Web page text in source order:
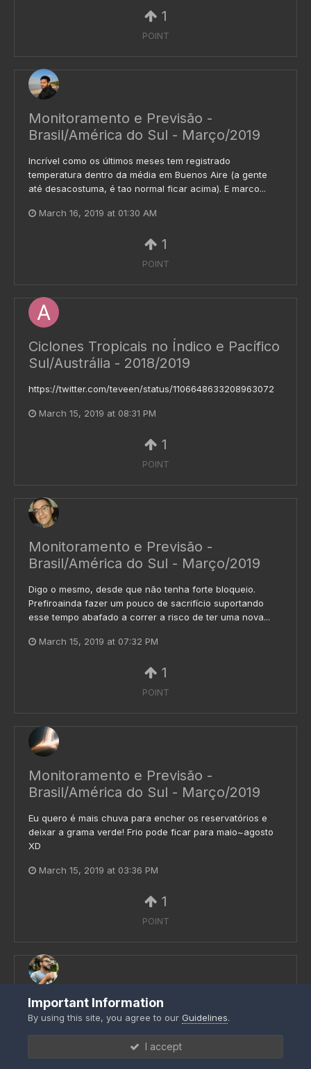
1
POINT
Monitoramento e Previsão -
Brasil/América do Sul - Março/2019
Incrível como os últimos meses tem registrado
temperatura dentro da média em Buenos Aire (a gente
até desacostuma, é tao normal ficar acima). E marco...
March 16, 2019 at 01:30 AM
1
POINT
Ciclones Tropicais no Índico e Pacífico
Sul/Austrália - 2018/2019
https://twitter.com/teveen/status/1106648633208963072
March 15, 2019 at 08:31 PM
1
POINT
Monitoramento e Previsão -
Brasil/América do Sul - Março/2019
Digo o mesmo, desde que não tenha forte bloqueio.
Prefiroainda fazer um pouco de sacrifício suportando
esse tempo abafado a correr a risco de ter uma nova...
March 15, 2019 at 07:32 PM
1
POINT
Monitoramento e Previsão -
Brasil/América do Sul - Março/2019
Eu quero é mais chuva para encher os reservatórios e
deixar a grama verde! Frio pode ficar para maio~agosto
XD
March 15, 2019 at 03:36 PM
1
POINT
Monitoramento e Previsão -
Brasil/América do Sul - Março/2019
O foreca reduziu consideravelmente o ar polar do
equinócio de outono para a nossa latitude. Infelizmente!
Important Information
By using this site, you agree to ourGuidelines.
I accept